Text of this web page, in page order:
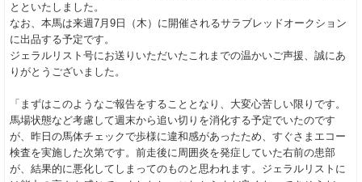
とといたしました。
なお、本馬は来週7月9日（木）に開催されるサラブレッドオークション
に出品する予定です。
ジェラルリスト号にお送りいただいたこれまでの温かいご声援、誠にあ
りがとうございました。
「まずはこのようなご報告をすることとなり、大変心苦しい限りです。
馬場状態など考慮して週末から追い切りを消化する予定でいたのです
が、昨日の馬体チェックで歩様に違和感があったため、すぐさまエコー
検査を実施した次第です。前走後に周囲炎を発症していた右前の患部
が、結果的に悪化してしまってのものと思われます。ジェラルリストに